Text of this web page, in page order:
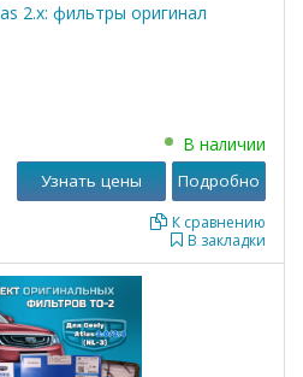
2.x: фильтры оригинал
В наличии
В закладки
К сравнению
Узнать цены Подробно